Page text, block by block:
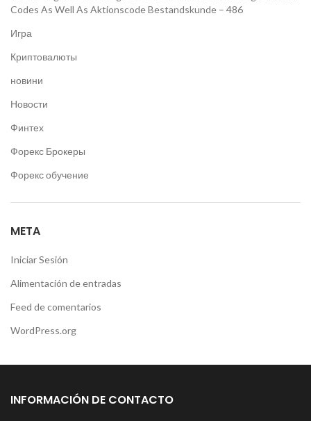
Codes As Well As Aktionscode Bestandskunde – 486
Игра
Криптовалюты
новини
Новости
Финтех
Форекс Брокеры
Форекс обучение
META
Iniciar Sesión
Alimentación de entradas
Feed de comentarios
WordPress.org
INFORMACIÓN DE CONTACTO